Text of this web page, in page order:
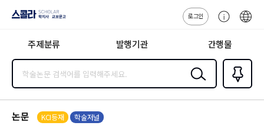
지사·교보문고
로그인
센
주제분류 발행기관 간행물
검색
즐겨찾
기0
논문 KCI등재 학술저널